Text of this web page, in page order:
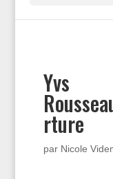
Yvs
rture
par Nicole